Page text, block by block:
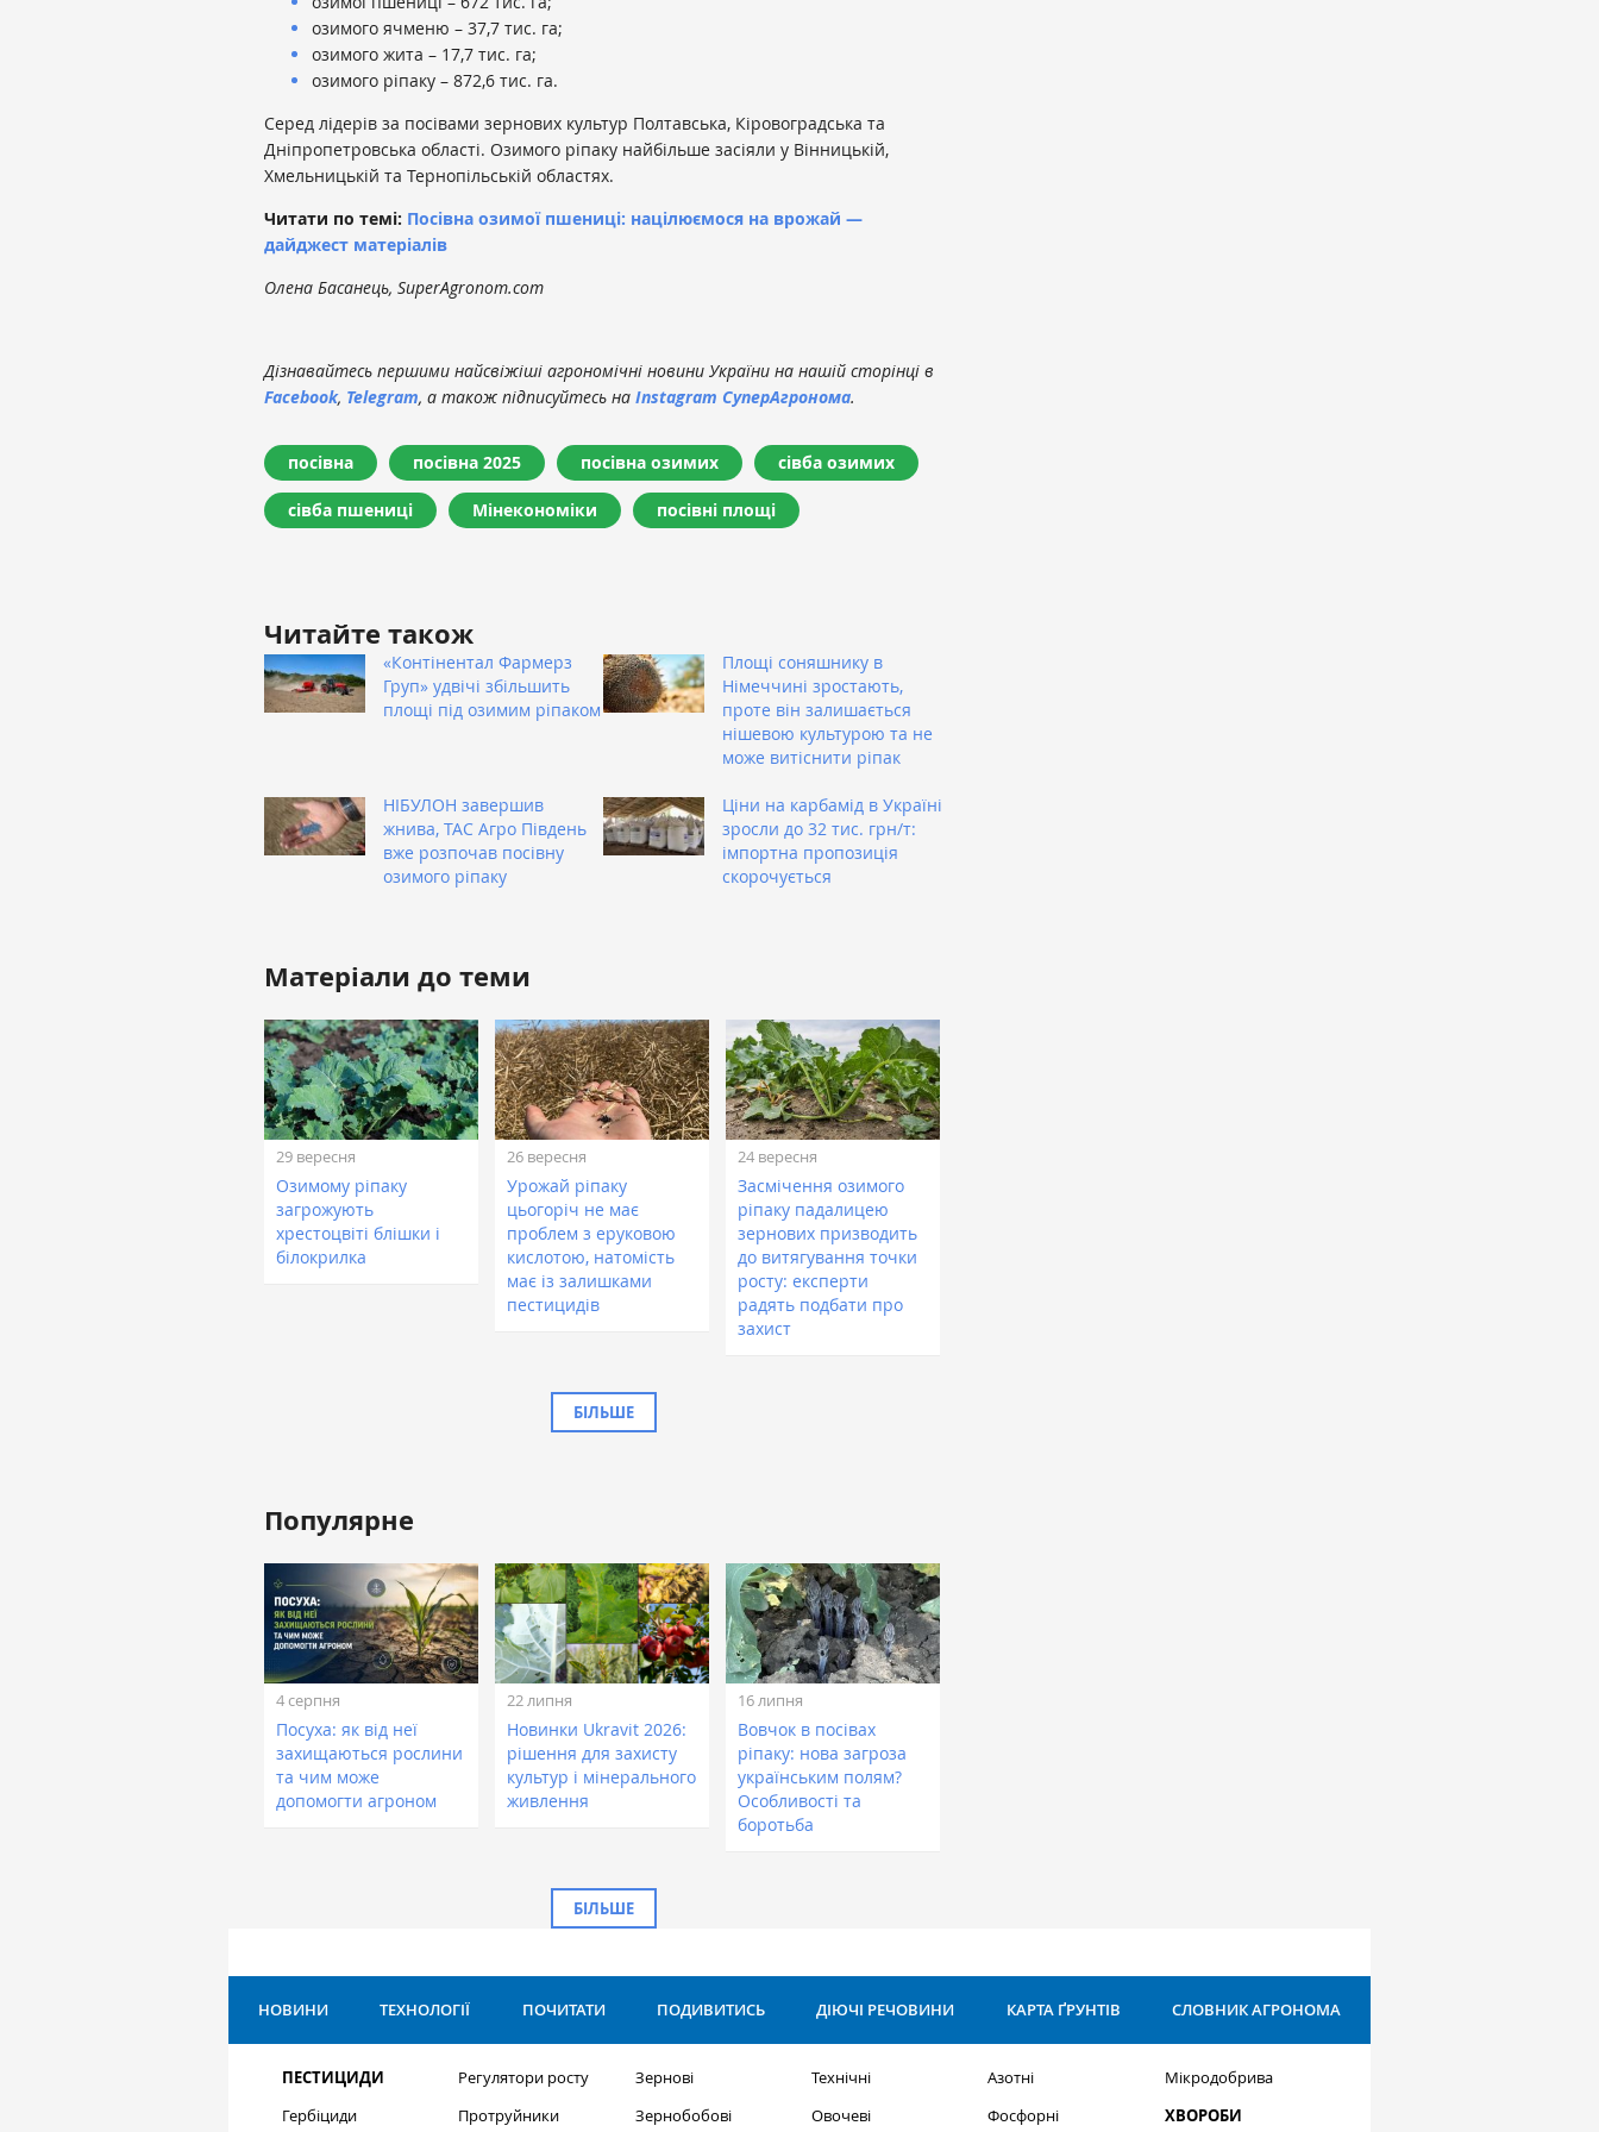
озимого ячменю – 37,7 тис. га;
озимого жита – 17,7 тис. га;
озимого ріпаку – 872,6 тис. га.
Серед лідерів за посівами зернових культур Полтавська, Кіровоградська та
Дніпропетровська області. Озимого ріпаку найбільше засіяли у Вінницькій,
Хмельницькій та Тернопільській областях.
Читати по темі: Посівна озимої пшениці: націлюємося на врожай —
дайджест матеріалів
Олена Басанець, SuperAgronom.com
Дізнавайтесь першими найсвіжіші агрономічні новини України на нашій сторінці в
Facebook, Telegram, а також підписуйтесь на Instagram СуперАгронома.
посівна посівна 2025 посівна озимих сівба озимих
сівба пшениці Мінекономіки посівні площі
Читайте також
«Контінентал Фармерз
Груп» удвічі збільшить
площі під озимим ріпаком
Площі соняшнику в
Німеччині зростають,
проте він залишається
нішевою культурою та не
може витіснити ріпак
НІБУЛОН завершив
жнива, ТАС Агро Південь
вже розпочав посівну
озимого ріпаку
Ціни на карбамід в Україні
зросли до 32 тис. грн/т:
імпортна пропозиція
скорочується
Матеріали до теми
29 вересня
Озимому ріпаку
загрожують
хрестоцвіті блішки і
білокрилка
26 вересня
Урожай ріпаку
цьогоріч не має
проблем з еруковою
кислотою, натомість
має із залишками
пестицидів
24 вересня
Засмічення озимого
ріпаку падалицею
зернових призводить
до витягування точки
росту: експерти
радять подбати про
захист
БІЛЬШЕ
Популярне
4 серпня
Посуха: як від неї
захищаються рослини
та чим може
допомогти агроном
22 липня
Новинки Ukravit 2026:
рішення для захисту
культур і мінерального
живлення
16 липня
Вовчок в посівах
ріпаку: нова загроза
українським полям?
Особливості та
боротьба
БІЛЬШЕ
НОВИНИ ТЕХНОЛОГІЇ ПОЧИТАТИ ПОДИВИТИСЬ ДІЮЧІ РЕЧОВИНИ КАРТА ҐРУНТІВ СЛОВНИК АГРОНОМА
ПЕСТИЦИДИ
Гербіциди
Регулятори росту
Протруйники
Зернові
Зернобобові
Технічні
Овочеві
Азотні
Фосфорні
Мікродобрива
ХВОРОБИ